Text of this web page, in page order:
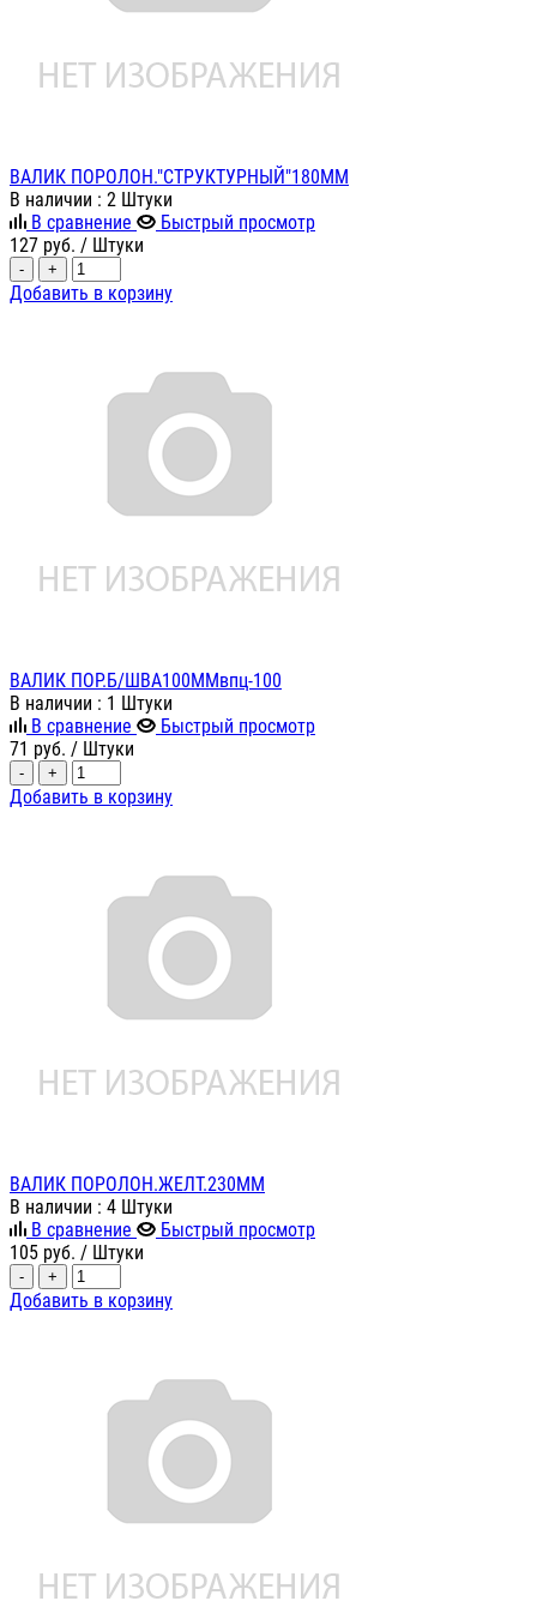
ВАЛИК ПОРОЛОН."СТРУКТУРНЫЙ"180ММ
В наличии : 2 Штуки
В сравнение
Быстрый просмотр
127 руб. / Штуки
- +
Добавить в корзину
ВАЛИК ПОР.Б/ШВА100ММвпц-100
В наличии : 1 Штуки
В сравнение
Быстрый просмотр
71 руб. / Штуки
- +
Добавить в корзину
ВАЛИК ПОРОЛОН.ЖЕЛТ.230ММ
В наличии : 4 Штуки
В сравнение
Быстрый просмотр
105 руб. / Штуки
- +
Добавить в корзину